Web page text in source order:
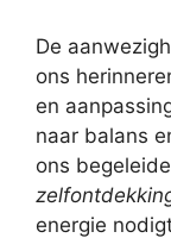
De
ons
en
naar balans
ons
energie